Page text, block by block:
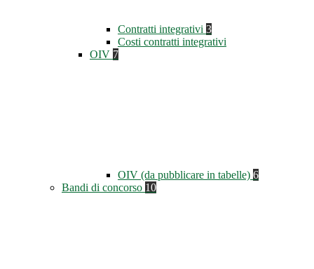
Contratti integrativi 3
Costi contratti integrativi
OIV 7
OIV (da pubblicare in tabelle) 6
Bandi di concorso 10